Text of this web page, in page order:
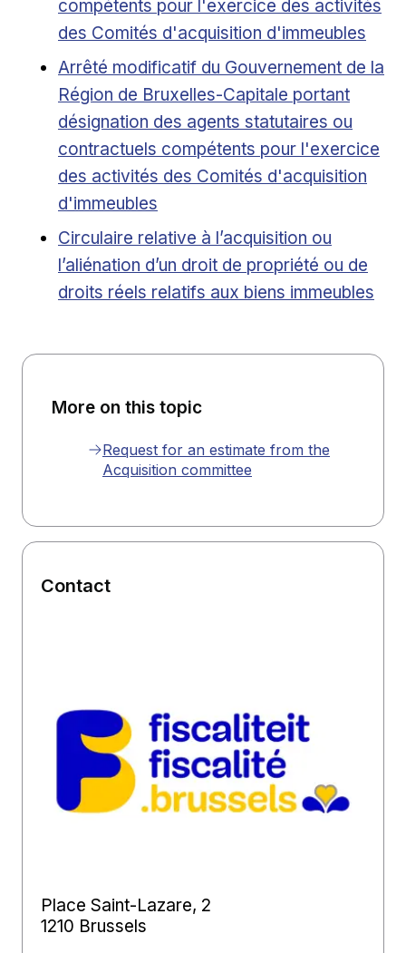
compétents pour l'exercice des activités
des Comités d'acquisition d'immeubles
External link
Arrêté modificatif du Gouvernement de la
Région de Bruxelles-Capitale portant
désignation des agents statutaires ou
contractuels compétents pour l'exercice
des activités des Comités d'acquisition
d'immeubles
External link
Circulaire relative à l’acquisition ou
l’aliénation d’un droit de propriété ou de
droits réels relatifs aux biens immeubles
More on this topic
Request for an estimate from the
Acquisition committee
Contact
Place Saint-Lazare, 2
1210 Brussels